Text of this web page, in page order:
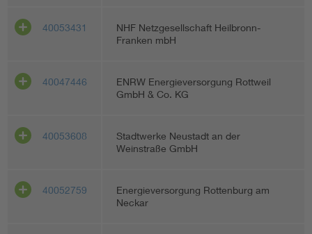
40053431
NHF Netzgesellschaft Heilbronn-
Franken mbH
40047446
ENRW Energieversorgung Rottweil
GmbH & Co. KG
40053608
Stadtwerke Neustadt an der
Weinstraße GmbH
40052759
Energieversorgung Rottenburg am
Neckar